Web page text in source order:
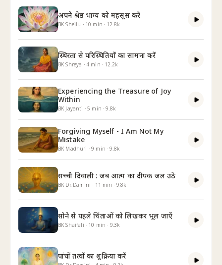
अपने श्रेष्ठ भाग्य को महसूस करें
BK Sheilu · 10 min · 12.8k
स्थिरता से परिस्थितियों का सामना करें
BK Shreya · 4 min · 12.2k
Experiencing the Treasure of Joy
Within
BK Jayanti ·5 min ·9.8k
Forgiving Myself - I Am Not My
Mistake
BK Madhuri ·9 min ·9.8k
सच्ची दिवाली : जब आत्म का दीपक जल उठे
BK Dr. Damini · 11 min · 9.8k
सोने से पहले चिंताओं को लिखकर भूल जाएँ
BK Shaifali · 10 min · 9.3k
पांचों तत्वों का शुक्रिया करें